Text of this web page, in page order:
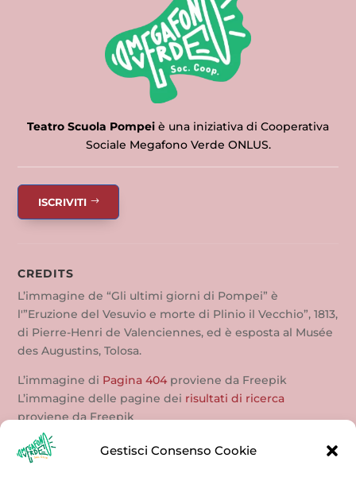
Gestisci Consenso Cookie
Teatro Scuola Pompei è una iniziativa di Cooperativa
Sociale Megafono Verde ONLUS.
ISCRIVITI
CREDITS
L’immagine de “Gli ultimi giorni di Pompei” è
l'”Eruzione del Vesuvio e morte di Plinio il Vecchio”, 1813,
di Pierre-Henri de Valenciennes, ed è esposta al Musée
des Augustins, Tolosa.
L’immagine di Pagina 404 proviene da Freepik
L’immagine delle pagine dei risultati di ricerca
proviene da Freepik
CONTATTI